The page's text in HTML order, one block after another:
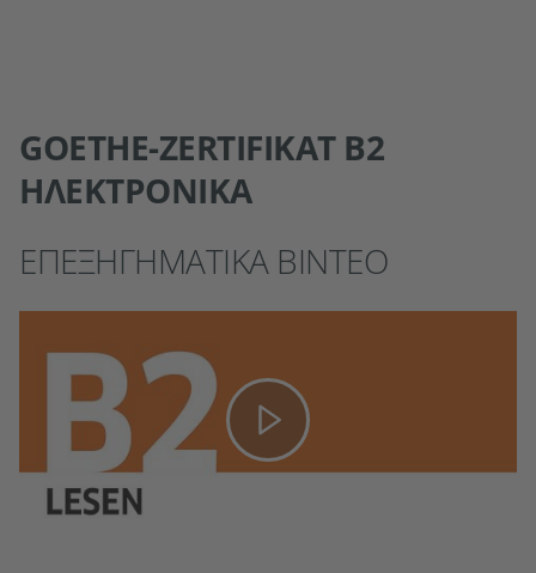
GOETHE-ZERTIFIKAT B2
ΗΛΕΚΤΡΟΝΙΚΆ
ΕΠΕΞΗΓΗΜΑΤΙΚΆ ΒΊΝΤΕΟ